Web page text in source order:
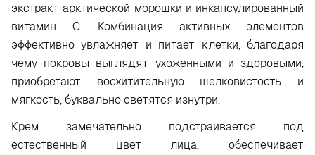
экстракт арктической морошки и инкапсулированный
витамин С. Комбинация активных элементов
эффективно увлажняет и питает клетки, благодаря
чему покровы выглядят ухоженными и здоровыми,
приобретают восхитительную шелковистость и
мягкость, буквально светятся изнутри.
Крем замечательно подстраивается под
естественный цвет лица, обеспечивает